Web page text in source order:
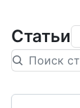
Статьи